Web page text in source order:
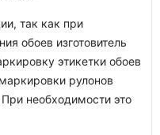
так как при
обоев изготовитель
этикетки обоев
рулонов
необходимости это